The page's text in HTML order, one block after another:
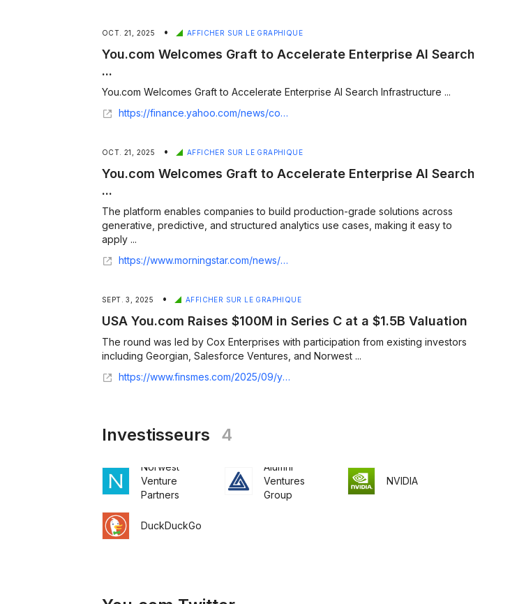
OCT. 21, 2025 • AFFICHER SUR LE GRAPHIQUE
You.com Welcomes Graft to Accelerate Enterprise AI Search
...
You.com Welcomes Graft to Accelerate Enterprise AI Search Infrastructure ...
https://finance.yahoo.com/news/com-welcomes-graft-accelerate-enterprise-153000820.html
OCT. 21, 2025 • AFFICHER SUR LE GRAPHIQUE
You.com Welcomes Graft to Accelerate Enterprise AI Search
...
The platform enables companies to build production-grade solutions across
generative, predictive, and structured analytics use cases, making it easy to
apply ...
https://www.morningstar.com/news/business-wire/20251021613743/youcom-welcomes-graft-to-accelerate-enterprise-ai-search-infrastructure
SEPT. 3, 2025 • AFFICHER SUR LE GRAPHIQUE
USA You.com Raises $100M in Series C at a $1.5B Valuation
The round was led by Cox Enterprises with participation from existing investors
including Georgian, Salesforce Ventures, and Norwest ...
https://www.finsmes.com/2025/09/you-com-raises-100m-in-series-c-at-a-1-5b-valuation.html
Investisseurs 4
Norwest
Venture
Partners
Alumni
Ventures
Group
NVIDIA
DuckDuckGo